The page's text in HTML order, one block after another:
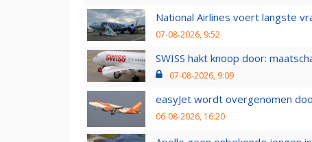
National Airlines voert langste
07-08-2026, 9:52
SWISS hakt knoop door:
07-08-2026, 9:09
easyJet wordt overgenomen
06-08-2026, 16:20